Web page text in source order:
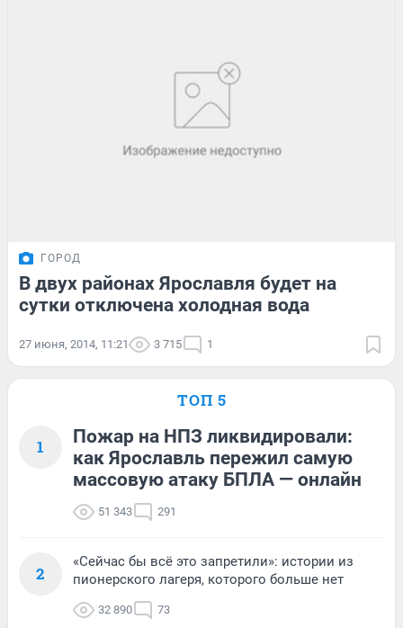
ГОРОД
В двух районах Ярославля будет на
сутки отключена холодная вода
27 июня, 2014, 11:21 3 715 1
ТОП 5
1
Пожар на НПЗ ликвидировали:
как Ярославль пережил самую
массовую атаку БПЛА — онлайн
51 343 291
2
«Сейчас бы всё это запретили»: истории из
пионерского лагеря, которого больше нет
32 890 73